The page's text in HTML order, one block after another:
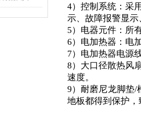
4）控制系统：采
示、故障报警显
5）电器元件：所
6）电加热器：电
7）电加热器电源
8）大口径散热风
速度。
9）耐磨尼龙脚垫/
地板都得到保护